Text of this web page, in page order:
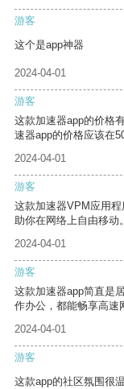
游客
这个是app神器
2024-04-01
游客
这款加速器app的价格
速器app的价格应该在
2024-04-01
游客
这款加速器VPM应用
助你在网络上自由移动。
2024-04-01
游客
这款加速器app简直是
作办公，都能畅享高速
2024-04-01
游客
这款app的社区氛围很